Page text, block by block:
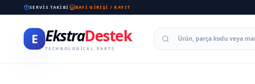
SERVIS TAKIBI BAYI GIRIŞI / KAYIT
E EkstraDestek
TECHNOLOGICAL PARTS